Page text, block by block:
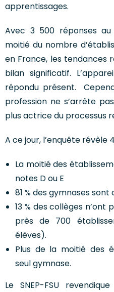
apprentissages.
Avec 3 500 réponses au
moitié du nombre
en France, les tendances
bilan significatif.
répondu présent.
profession ne s’arrête
plus actrice du processus
A ce jour, l’enquête révèle
La moitié des
notes D ou E
81 % des gymnases sont
13 % des collèges n’ont
près de 700
élèves).
Plus de la moitié des
seul gymnase.
Le SNEP-FSU